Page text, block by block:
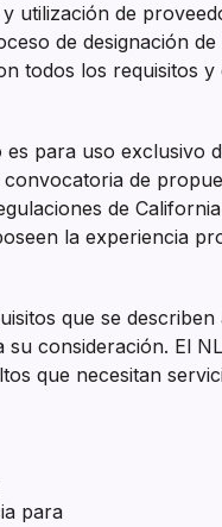
utilización de
de designación
todos los requisitos y
para uso exclusivo
de
de
la experiencia
que se
consideración. El
que necesitan
para